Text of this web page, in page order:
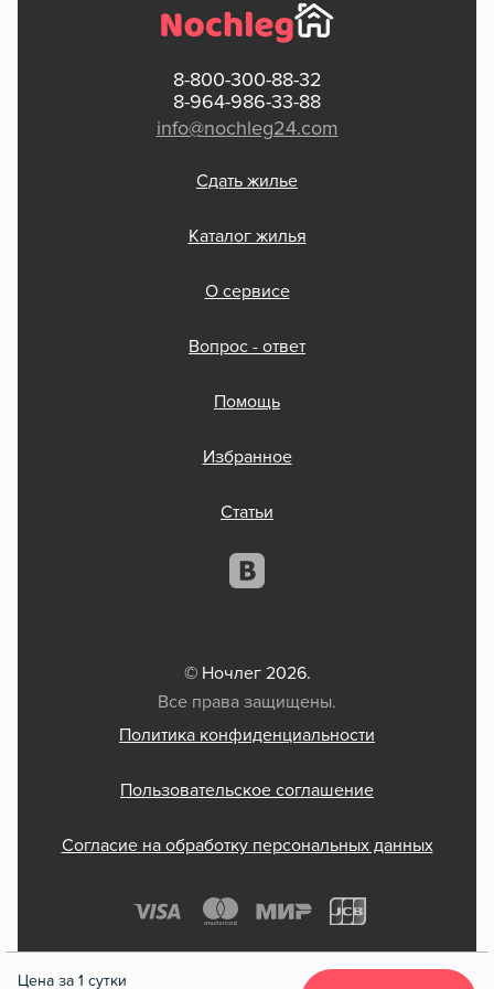
8-800-300-88-32
8-964-986-33-88
info@nochleg24.com
Сдать жилье
Каталог жилья
О сервисе
Вопрос - ответ
Помощь
Избранное
Статьи
© Ночлег 2026.
Все права защищены.
Политика конфиденциальности
Пользовательское соглашение
Согласие на обработку персональных данных